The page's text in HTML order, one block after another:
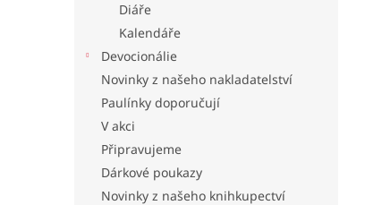
Diáře
Kalendáře
Devocionálie
Novinky z našeho nakladatelství
Paulínky doporučují
V akci
Připravujeme
Dárkové poukazy
Novinky z našeho knihkupectví